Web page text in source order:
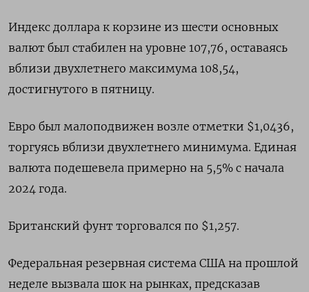
Индекс доллара к корзине из шести основных
валют был стабилен на уровне 107,76​, оставаясь
вблизи двухлетнего максимума 108,54,
достигнутого в пятницу.
Евро был малоподвижен возле отметки $1,0436​,
торгуясь вблизи двухлетнего минимума. Единая
валюта подешевела примерно на 5,5% с начала
2024 года.
Британский фунт торговался по $1,257​.
Федеральная резервная система США на прошлой
неделе вызвала шок на рынках, предсказав